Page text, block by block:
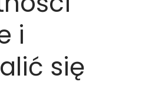
i
się